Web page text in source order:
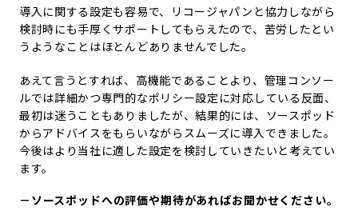
導入に関する設定も容易で、リコージャパンと協力しながら
検討時にも手厚くサポートしてもらえたので、苦労したとい
うようなことはほとんどありませんでした。
あえて言うとすれば、高機能であることより、管理コンソー
ルでは詳細かつ専門的なポリシー設定に対応している反面、
最初は迷うこともありましたが、結果的には、ソースポッド
からアドバイスをもらいながらスムーズに導入できました。
今後はより当社に適した設定を検討していきたいと考えてい
ます。
－ソースポッドへの評価や期待があればお聞かせください。